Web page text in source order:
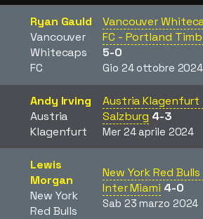
Ryan Gauld
Vancouver
Whitecaps
FC
Vancouver
FC - Portland
5-0
Gio 24 ottobre 2024
Andy Irving
Austria
Klagenfurt
Austria Klagenfurt
Salzburg 4-3
Mer 24 aprile 2024
Lewis
Morgan
New York
Red Bulls
New York Red
Inter Miami 4-0
Sab 23 marzo 2024